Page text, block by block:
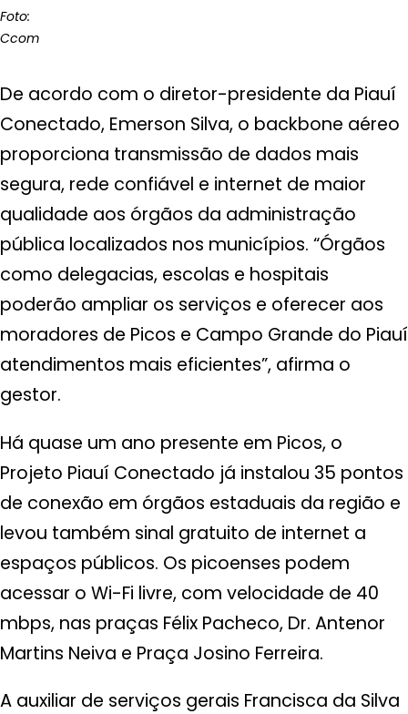
Foto:
Ccom
De acordo com o diretor-presidente da Piauí
Conectado, Emerson Silva, o backbone aéreo
proporciona transmissão de dados mais
segura, rede confiável e internet de maior
qualidade aos órgãos da administração
pública localizados nos municípios. “Órgãos
como delegacias, escolas e hospitais
poderão ampliar os serviços e oferecer aos
moradores de Picos e Campo Grande do Piauí
atendimentos mais eficientes”, afirma o
gestor.
Há quase um ano presente em Picos, o
Projeto Piauí Conectado já instalou 35 pontos
de conexão em órgãos estaduais da região e
levou também sinal gratuito de internet a
espaços públicos. Os picoenses podem
acessar o Wi-Fi livre, com velocidade de 40
mbps, nas praças Félix Pacheco, Dr. Antenor
Martins Neiva e Praça Josino Ferreira.
A auxiliar de serviços gerais Francisca da Silva